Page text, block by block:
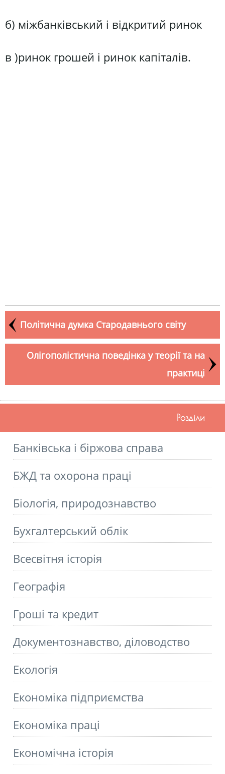
б) міжбанківський і відкритий ринок
в )ринок грошей і ринок капіталів.
Політична думка Стародавнього світу
Олігополістична поведінка у теорії та на
практиці
Розділи
Банківська і біржова справа
БЖД та охорона праці
Біологія, природознавство
Бухгалтерський облік
Всесвітня історія
Географія
Гроші та кредит
Документознавство, діловодство
Екологія
Економіка підприємства
Економіка праці
Економічна історія